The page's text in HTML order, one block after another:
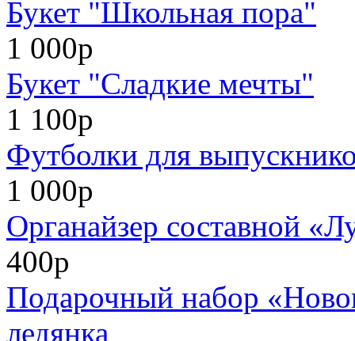
Букет "Школьная пора"
1 000р
Букет "Сладкие мечты"
1 100р
Футболки для
1 000р
Органайзер составной
400р
Подарочный набор
ледянка